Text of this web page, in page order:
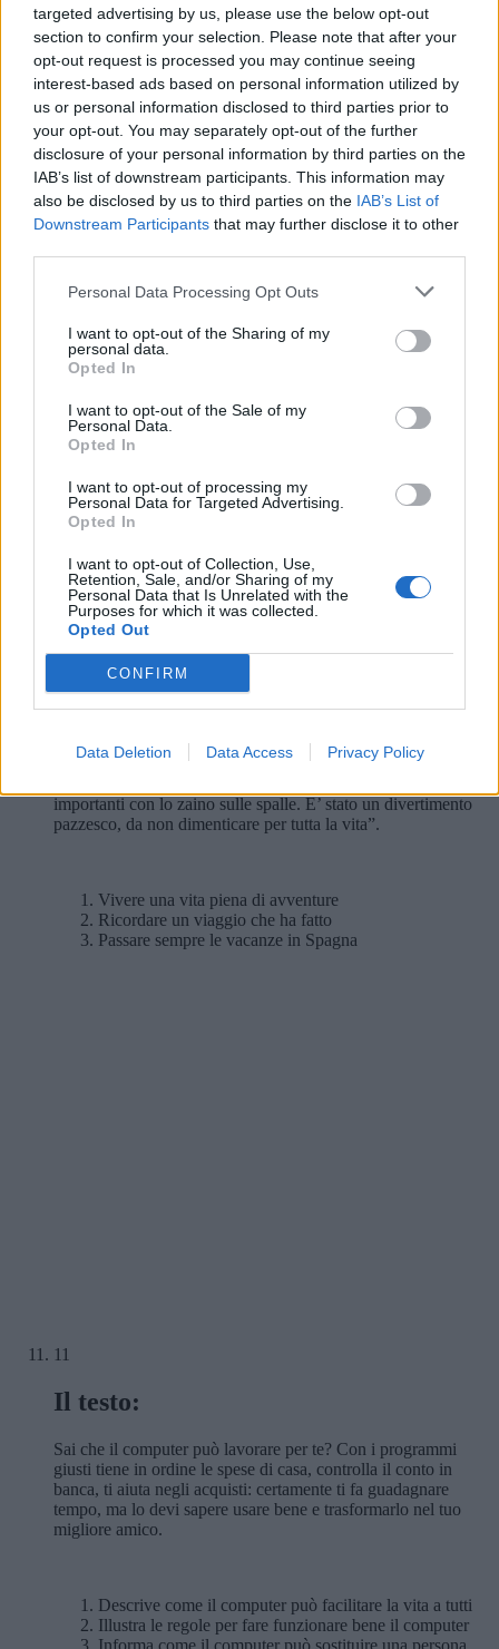
targeted advertising by us, please use the below opt-out
section to confirm your selection. Please note that after your
opt-out request is processed you may continue seeing
interest-based ads based on personal information utilized by
us or personal information disclosed to third parties prior to
your opt-out. You may separately opt-out of the further
disclosure of your personal information by third parties on the
IAB’s list of downstream participants. This information may
also be disclosed by us to third parties on the IAB’s List of
Downstream Participants that may further disclose it to other
Personal Data Processing Opt Outs
I want to opt-out of the Sharing of my
personal data.
Opted In
I want to opt-out of the Sale of my
Personal Data.
Opted In
I want to opt-out of processing my
Personal Data for Targeted Advertising.
Opted In
I want to opt-out of Collection, Use,
Retention, Sale, and/or Sharing of my
Personal Data that Is Unrelated with the
Purposes for which it was collected.
Opted Out
CONFIRM
Data Deletion Data Access Privacy Policy
Przypisz odpowiedź pasującą do zadanego pytania.
In centro, c’è un negozio aperto da poco
Grazie, ma l’ho già preso
Lo comprerò al centro commerciale
8
Lucio, hai consegnato le chiavi al
Accidenti, le ho dimenticate in casa
Li ha presi tuo cugino Luciano
Di sicuro siete restati a casa per riposare
Mi scusi, qual è la strada per il
Un momento, dobbiamo ancora scegliere
Forse prendete un caffè
10
Alessia ama:
“Sono innamorata della Spagna e dei suoi profumi”, confessa
l’estate, il sole, il mare, mi fanno pensare e rivivere quella
vacanza in Spagna che ho fatto cinque anni fa con le mie
importanti con lo zaino sulle spalle. E’ stato un divertimento
pazzesco, da non dimenticare per tutta la vita”.
Vivere una vita piena di avventure
Ricordare un viaggio che ha fatto
Passare sempre le vacanze in Spagna
11
Il testo:
Sai che il computer può lavorare per te? Con i programmi
giusti tiene in ordine le spese di casa, controlla il conto in
banca, ti aiuta negli acquisti: certamente ti fa guadagnare
tempo, ma lo devi sapere usare bene e trasformarlo nel tuo
migliore amico.
Descrive come il computer può facilitare la vita a tutti
Illustra le regole per fare funzionare bene il computer